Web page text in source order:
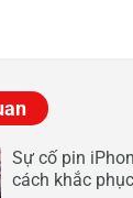
Sự cố pin
cách khắc phục